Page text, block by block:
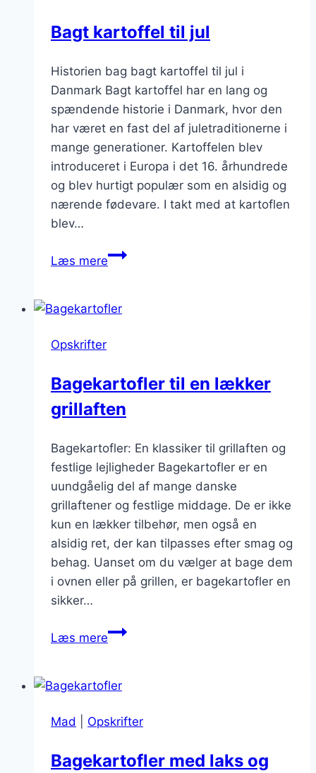
Bagt kartoffel til jul
Historien bag bagt kartoffel til jul i
Danmark Bagt kartoffel har en lang og
spændende historie i Danmark, hvor den
har været en fast del af juletraditionerne i
mange generationer. Kartoffelen blev
introduceret i Europa i det 16. århundrede
og blev hurtigt populær som en alsidig og
nærende fødevare. I takt med at kartoflen
blev…
Læs mereBagt
jul
Opskrifter
Bagekartofler til en lækker
grillaften
Bagekartofler: En klassiker til grillaften og
festlige lejligheder Bagekartofler er en
uundgåelig del af mange danske
grillaftener og festlige middage. De er ikke
kun en lækker tilbehør, men også en
alsidig ret, der kan tilpasses efter smag og
behag. Uanset om du vælger at bage dem
i ovnen eller på grillen, er bagekartofler en
sikker…
Læs mereBagekartofler
lækker
Mad
Opskrifter
Bagekartofler med laks og